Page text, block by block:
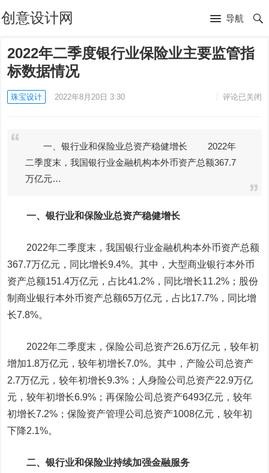
创意设计网 导航
2022年二季度银行业保险业主要监管指
标数据情况
珠宝设计 2022年8月20日 3:30 评论已关闭
一、银行业和保险业总资产稳健增长 2022年
二季度末，我国银行业金融机构本外币资产总额367.7
万亿元…
一、银行业和保险业总资产稳健增长
2022年二季度末，我国银行业金融机构本外币资产总额
367.7万亿元，同比增长9.4%。其中，大型商业银行本外币
资产总额151.4万亿元，占比41.2%，同比增长11.2%；股份
制商业银行本外币资产总额65万亿元，占比17.7%，同比增
长7.8%。
2022年二季度末，保险公司总资产26.6万亿元，较年初
增加1.8万亿元，较年初增长7.0%。其中，产险公司总资产
2.7万亿元，较年初增长9.3%；人身险公司总资产22.9万亿
元，较年初增长6.9%；再保险公司总资产6493亿元，较年
初增长7.2%；保险资产管理公司总资产1008亿元，较年初
下降2.1%。
二、银行业和保险业持续加强金融服务